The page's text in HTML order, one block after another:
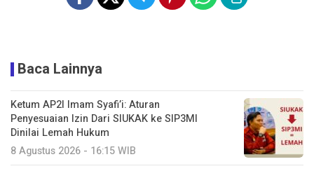
Baca Lainnya
Ketum AP2I Imam Syafi’i: Aturan
Penyesuaian Izin Dari SIUKAK ke SIP3MI
Dinilai Lemah Hukum
8 Agustus 2026 - 16:15 WIB